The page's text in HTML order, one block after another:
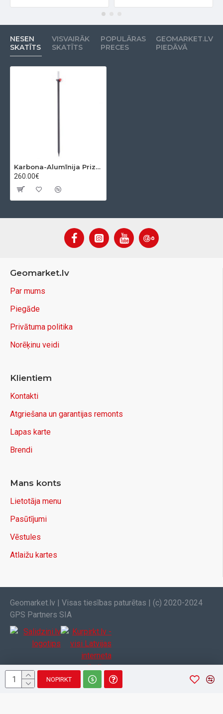
NOPIRKT
NESEN
SKATĪTS
VISVAIRĀK
SKATĪTS
POPULĀRAS
PRECES
GEOMARKET.LV
PIEDĀVĀ
Karbona-Alumīnija Prizmas štoks 2.50 m
260.00€
Geomarket.lv
Par mums
Piegāde
Privātuma politika
Norēķinu veidi
Klientiem
Kontakti
Atgriešana un garantijas remonts
Lapas karte
Brendi
Mans konts
Lietotāja menu
Pasūtījumi
Vēstules
Atlaižu kartes
Geomarket.lv | Visas tiesības paturētas | (c) 2020-2024
GPS Partners SIA